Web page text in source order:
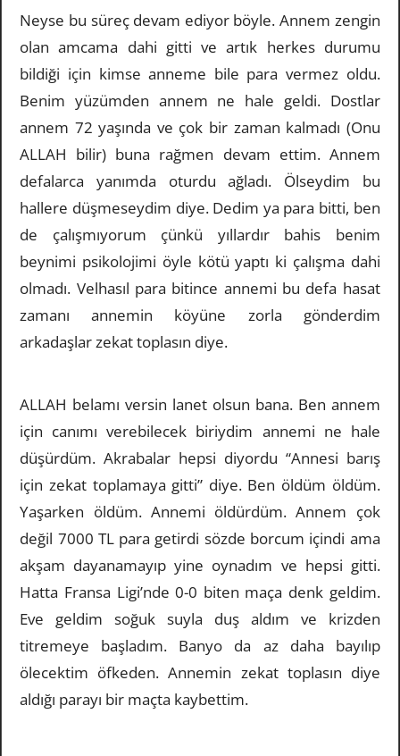
Neyse bu süreç devam ediyor böyle. Annem zengin
olan amcama dahi gitti ve artık herkes durumu
bildiği için kimse anneme bile para vermez oldu.
Benim yüzümden annem ne hale geldi. Dostlar
annem 72 yaşında ve çok bir zaman kalmadı (Onu
ALLAH bilir) buna rağmen devam ettim. Annem
defalarca yanımda oturdu ağladı. Ölseydim bu
hallere düşmeseydim diye. Dedim ya para bitti, ben
de çalışmıyorum çünkü yıllardır bahis benim
beynimi psikolojimi öyle kötü yaptı ki çalışma dahi
olmadı. Velhasıl para bitince annemi bu defa hasat
zamanı annemin köyüne zorla gönderdim
arkadaşlar zekat toplasın diye.
ALLAH belamı versin lanet olsun bana. Ben annem
için canımı verebilecek biriydim annemi ne hale
düşürdüm. Akrabalar hepsi diyordu “Annesi barış
için zekat toplamaya gitti” diye. Ben öldüm öldüm.
Yaşarken öldüm. Annemi öldürdüm. Annem çok
değil 7000 TL para getirdi sözde borcum içindi ama
akşam dayanamayıp yine oynadım ve hepsi gitti.
Hatta Fransa Ligi’nde 0-0 biten maça denk geldim.
Eve geldim soğuk suyla duş aldım ve krizden
titremeye başladım. Banyo da az daha bayılıp
ölecektim öfkeden. Annemin zekat toplasın diye
aldığı parayı bir maçta kaybettim.